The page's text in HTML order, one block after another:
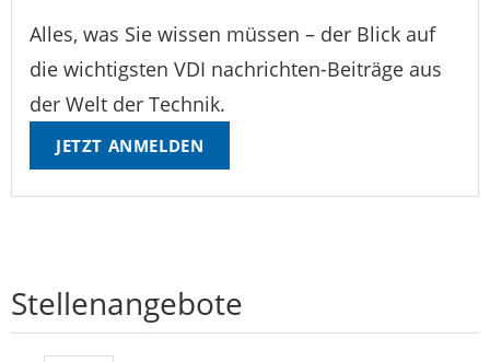
Alles, was Sie wissen müssen – der Blick auf
die wichtigsten VDI nachrichten-Beiträge aus
der Welt der Technik.
JETZT ANMELDEN
Stellenangebote